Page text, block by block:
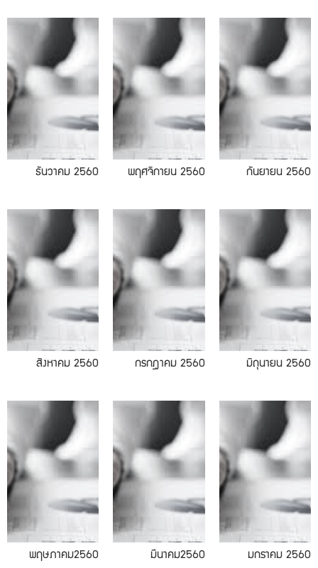
ธันวาคม 2560
11.2017
พฤศจิกายน 2560
09.2017
กันยายน 2560
สิงหาคม 2560
07.2017
กรกฎาคม 2560
06.2017
มิถุนายน 2560
พฤษภาคม2560
03.2017
มีนาคม2560
01.2017
มกราคม 2560